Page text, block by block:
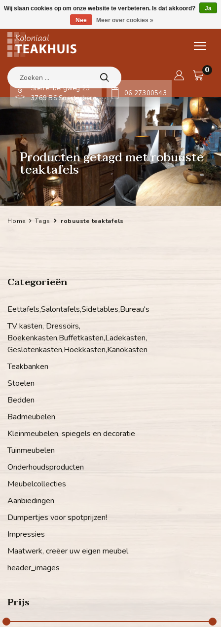
0
Sterrenbergweg 23
3769 BS Soesterberg
06 27300543
Producten getagd met robuuste
teaktafels
Home Tags robuuste teaktafels
Categorieën
Eettafels,Salontafels,Sidetables,Bureau's
TV kasten, Dressoirs,
Boekenkasten,Buffetkasten,Ladekasten,
Geslotenkasten,Hoekkasten,Kanokasten
Teakbanken
Stoelen
Bedden
Badmeubelen
Kleinmeubelen, spiegels en decoratie
Tuinmeubelen
Onderhoudsproducten
Meubelcollecties
Aanbiedingen
Dumpertjes voor spotprijzen!
Impressies
Maatwerk, creëer uw eigen meubel
header_images
Prijs
Wij slaan cookies op om onze website te verbeteren. Is dat akkoord?
Ja
Nee
Meer over cookies »